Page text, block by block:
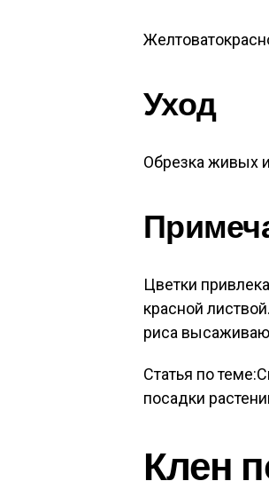
Уход
Об­резка жи­вых
Цвет­ки
крас­ной
риса
Статья по
посадки
Клен